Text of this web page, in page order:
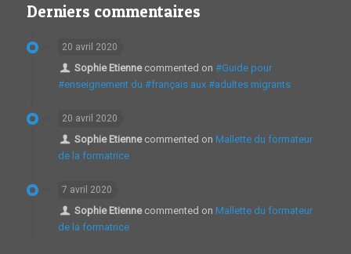
Derniers commentaires
20 avril 2020
Sophie Etiennecommented on #Guide pour
#enseignement du #français aux #adultes migrants
20 avril 2020
Sophie Etiennecommented on Mallette du formateur
de la formatrice
7 avril 2020
Sophie Etiennecommented on Mallette du formateur
de la formatrice